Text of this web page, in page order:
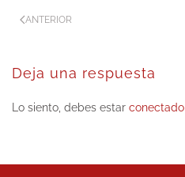
ANTERIOR
Deja una respuesta
Lo siento, debes estar conectado